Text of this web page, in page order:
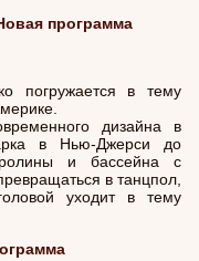
программа
погружается в тему
дизайна в
в Нью-Джерси до
и бассейна с
в танцпол,
уходит в тему